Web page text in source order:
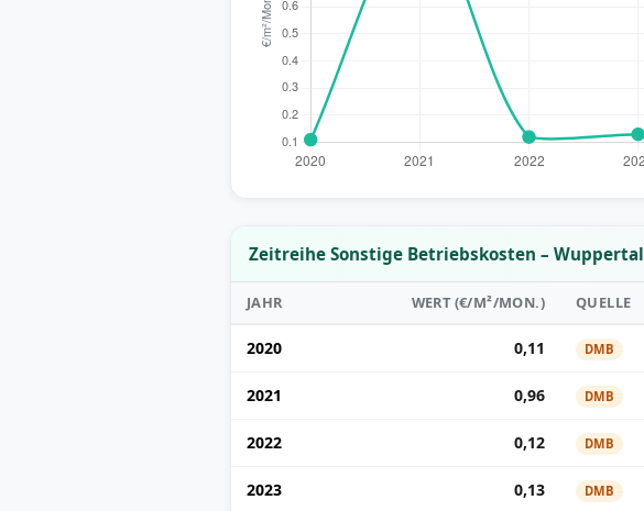
Zeitreihe Sonstige Betriebskosten – Wuppertal
JAHR WERT (€/M²/MON.) QUELLE
2020 0,11 DMB
2021 0,96 DMB
2022 0,12 DMB
2023 0,13 DMB